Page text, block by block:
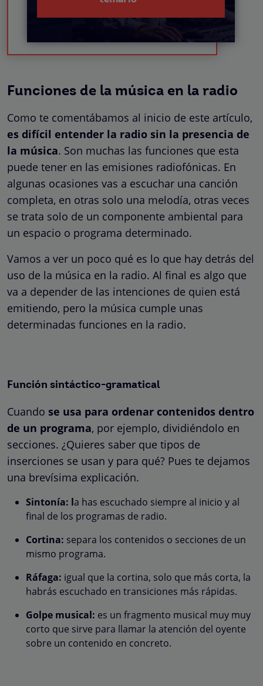
Funciones de la música en la radio
Como te comentábamos al inicio de este artículo,
es difícil entender la radio sin la presencia de
la música. Son muchas las funciones que esta
puede tener en las emisiones radiofónicas. En
algunas ocasiones vas a escuchar una canción
completa, en otras solo una melodía, otras veces
se trata solo de un componente ambiental para
un espacio o programa determinado.
Vamos a ver un poco qué es lo que hay detrás del
uso de la música en la radio. Al final es algo que
va a depender de las intenciones de quien está
emitiendo, pero la música cumple unas
determinadas funciones en la radio.
Función sintáctico-gramatical
Cuando se usa para ordenar contenidos dentro
de un programa, por ejemplo, dividiéndolo en
secciones. ¿Quieres saber que tipos de
inserciones se usan y para qué? Pues te dejamos
una brevísima explicación.
Sintonía: la has escuchado siempre al inicio y al
final de los programas de radio.
Cortina: separa los contenidos o secciones de un
mismo programa.
Ráfaga: igual que la cortina, solo que más corta, la
habrás escuchado en transiciones más rápidas.
Golpe musical: es un fragmento musical muy muy
corto que sirve para llamar la atención del oyente
sobre un contenido en concreto.